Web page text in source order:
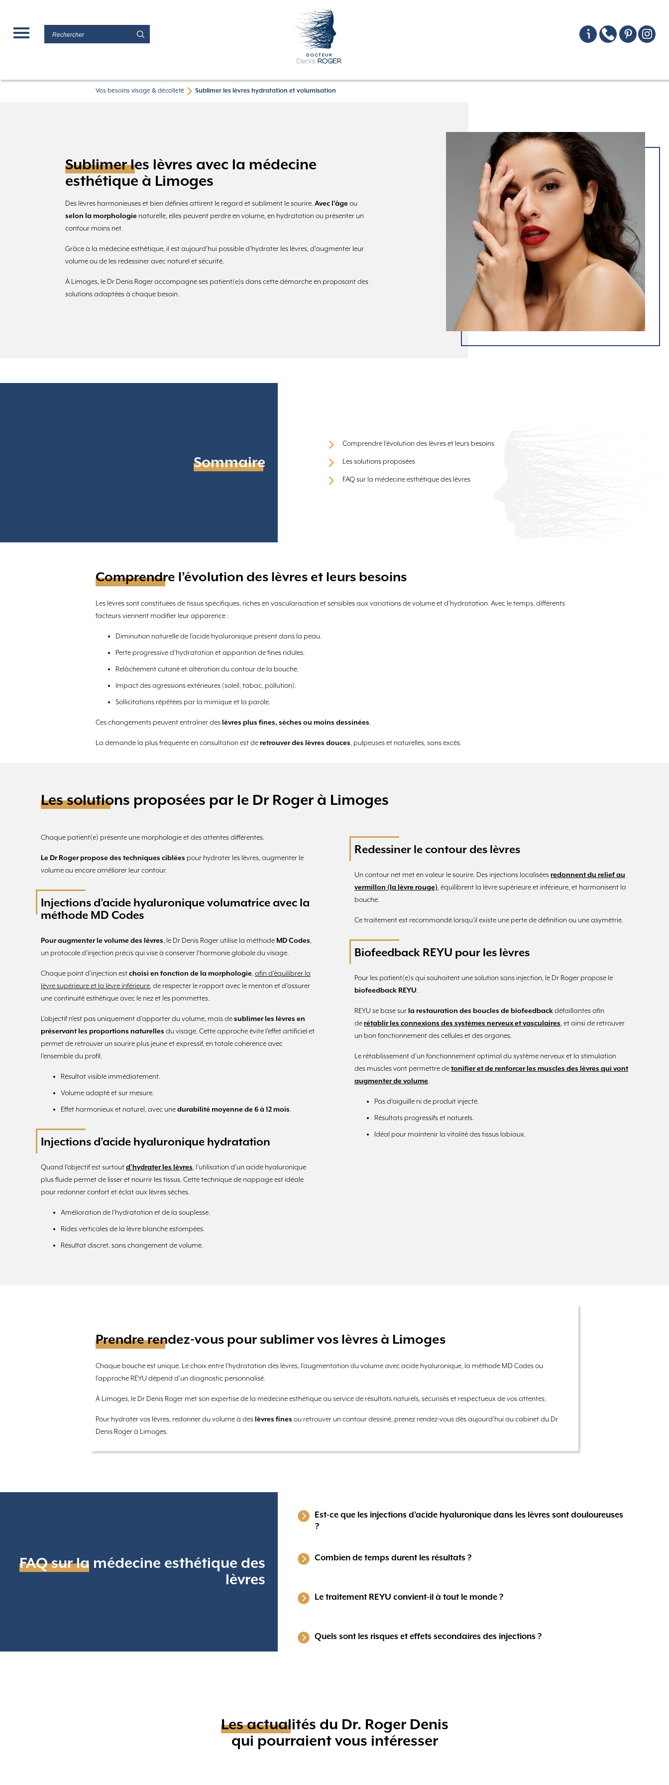
Vos besoins visage & décolleté Sublimer les lèvres hydratation et volumisation
Sublimer les lèvres avec la médecine
esthétique à Limoges
Des lèvres harmonieuses et bien définies attirent le regard et subliment le sourire.Avec l’âge ou
selon la morphologie naturelle, elles peuvent perdre en volume, en hydratation ou présenter un
contour moins net.
Grâce à la médecine esthétique, il est aujourd’hui possible d’hydrater les lèvres, d’augmenter leur
volume ou de les redessiner avec naturel et sécurité.
À Limoges, le Dr Denis Roger accompagne ses patient(e)s dans cette démarche en proposant des
solutions adaptées à chaque besoin.
Sommaire
Comprendre l’évolution des lèvres et leurs besoins
Les solutions proposées
FAQ sur la médecine esthétique des lèvres
Comprendre l’évolution des lèvres et leurs besoins
Les lèvres sont constituées de tissus spécifiques, riches en vascularisation et sensibles aux variations de volume et d’hydratation. Avec le temps, différents
facteurs viennent modifier leur apparence :
Diminution naturelle de l’acide hyaluronique présent dans la peau.
Perte progressive d’hydratation et apparition de fines ridules.
Relâchement cutané et altération du contour de la bouche.
Impact des agressions extérieures (soleil, tabac, pollution).
Sollicitations répétées par la mimique et la parole.
Ces changements peuvent entraîner des lèvres plus fines, sèches ou moins dessinées.
La demande la plus fréquente en consultation est de retrouver des lèvres douces, pulpeuses et naturelles, sans excès.
Les solutions proposées par le Dr Roger à Limoges
Chaque patient(e) présente une morphologie et des attentes différentes.
Le Dr Roger propose des techniques ciblées pour hydrater les lèvres, augmenter le
volume ou encore améliorer leur contour.
Injections d’acide hyaluronique volumatrice avec la
méthode MD Codes
Pour augmenter le volume des lèvres, le Dr Denis Roger utilise la méthode MD Codes,
un protocole d’injection précis qui vise à conserver l’harmonie globale du visage.
Chaque point d’injection estchoisi en fonction de la morphologie,afin d’équilibrer la
lèvre supérieure et la lèvre inférieure, de respecter le rapport avec le menton et d’assurer
une continuité esthétique avec le nez et les pommettes.
L’objectif n’est pas uniquement d’apporter du volume, mais desublimer les lèvres en
préservant les proportions naturelles du visage. Cette approche évite l’effet artificiel et
permet de retrouver un sourire plus jeune et expressif, en totale cohérence avec
l’ensemble du profil.
Résultat visible immédiatement.
Volume adapté et sur mesure.
Effet harmonieux et naturel, avec unedurabilité moyenne de 6 à 12 mois.
Injections d’acide hyaluronique hydratation
Quand l’objectif est surtoutd’hydrater les lèvres, l’utilisation d’un acide hyaluronique
plus fluide permet de lisser et nourrir les tissus. Cette technique de nappage est idéale
pour redonner confort et éclat aux lèvres sèches.
Amélioration de l’hydratation et de la souplesse.
Rides verticales de la lèvre blanche estompées.
Résultat discret, sans changement de volume.
Redessiner le contour des lèvres
Un contour net met en valeur le sourire. Des injections localisées redonnent du relief au
vermillon (la lèvre rouge), équilibrent la lèvre supérieure et inférieure, et harmonisent la
bouche.
Ce traitement est recommandé lorsqu’il existe une perte de définition ou une asymétrie.
Biofeedback REYU pour les lèvres
Pour les patient(e)s qui souhaitent une solution sans injection, le Dr Roger propose le
biofeedback REYU.
REYU se base sur la restauration des boucles de biofeedbackdéfaillantes afin
de rétablir les connexions des systèmes nerveux et vasculaires, et ainsi de retrouver
un bon fonctionnement des cellules et des organes.
Le rétablissement d’un fonctionnement optimal du système nerveux et la stimulation
des muscles vont permettre detonifier et de renforcer les muscles des lèvres qui vont
augmenter de volume.
Pas d’aiguille ni de produit injecté.
Résultats progressifs et naturels.
Idéal pour maintenir la vitalité des tissus labiaux.
Prendre rendez-vous pour sublimer vos lèvres à Limoges
Chaque bouche est unique. Le choix entre l’hydratation des lèvres, l’augmentation du volume avec acide hyaluronique, la méthode MD Codes ou
l’approche REYU dépend d’un diagnostic personnalisé.
À Limoges, le Dr Denis Roger met son expertise de la médecine esthétique au service de résultats naturels, sécurisés et respectueux de vos attentes.
Pour hydrater vos lèvres, redonner du volume à des lèvres fines ou retrouver un contour dessiné, prenez rendez-vous dès aujourd’hui au cabinet du Dr
Denis Roger à Limoges.
FAQ sur la médecine esthétique des
lèvres
Est-ce que les injections d’acide hyaluronique dans les lèvres sont douloureuses
?
Combien de temps durent les résultats ?
Le traitement REYU convient-il à tout le monde ?
Quels sont les risques et effets secondaires des injections ?
Les actualités du Dr. Roger Denis
qui pourraient vous intéresser